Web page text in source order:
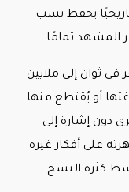
يحفظ نسب
المشهد تمامًا.
ثوان إلى ملايين
أو يُقتطع منها
دون إشارة إلى
على أفكار غيره
كثرة النسخ.